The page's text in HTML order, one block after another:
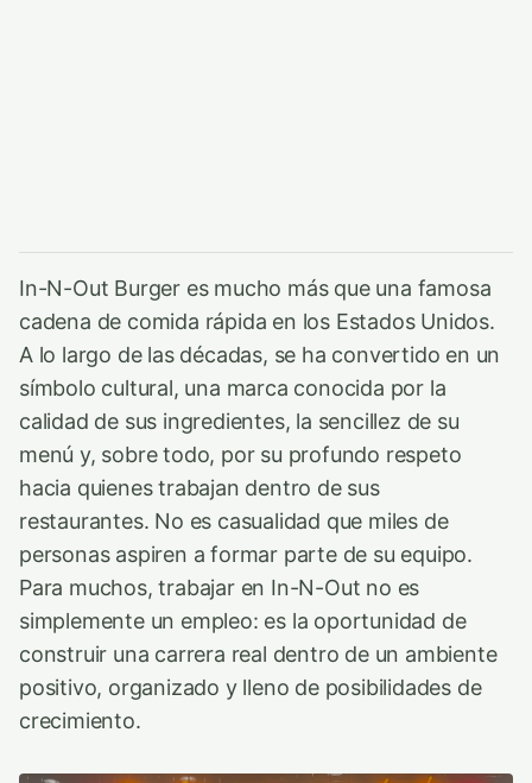
In-N-Out Burger es mucho más que una famosa
cadena de comida rápida en los Estados Unidos.
A lo largo de las décadas, se ha convertido en un
símbolo cultural, una marca conocida por la
calidad de sus ingredientes, la sencillez de su
menú y, sobre todo, por su profundo respeto
hacia quienes trabajan dentro de sus
restaurantes. No es casualidad que miles de
personas aspiren a formar parte de su equipo.
Para muchos, trabajar en In-N-Out no es
simplemente un empleo: es la oportunidad de
construir una carrera real dentro de un ambiente
positivo, organizado y lleno de posibilidades de
crecimiento.